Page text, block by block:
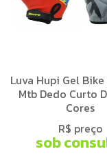
Luva Hupi Gel
Mtb Dedo Curto
Cores
R$ preço
sob